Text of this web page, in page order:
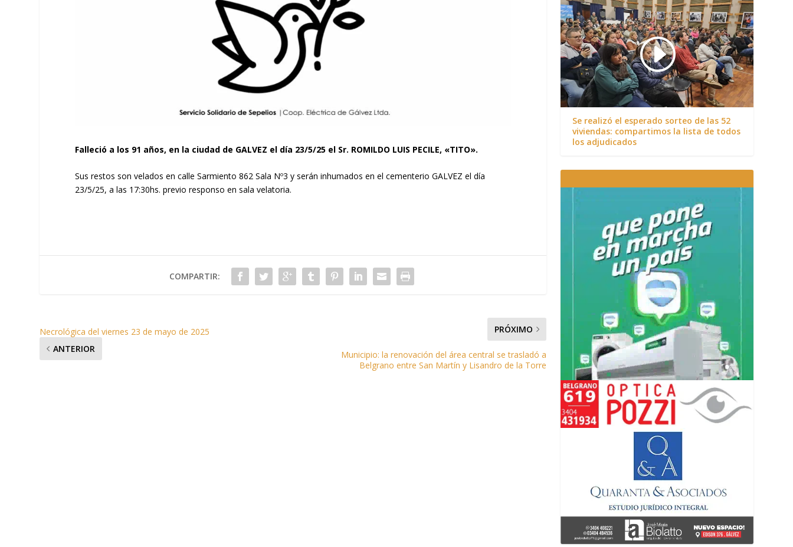
Falleció a los 91 años, en la ciudad de GALVEZ el día 23/5/25 el Sr. ROMILDO LUIS PECILE, «TITO».
Sus restos son velados en calle Sarmiento 862 Sala Nº3 y serán inhumados en el cementerio GALVEZ el día
23/5/25, a las 17:30hs. previo responso en sala velatoria.
COMPARTIR:
Necrológica del viernes 23 de mayo de 2025
ANTERIOR
PRÓXIMO
Municipio: la renovación del área central se trasladó a
Belgrano entre San Martín y Lisandro de la Torre
Se realizó el esperado sorteo de las 52
viviendas: compartimos la lista de todos
los adjudicados